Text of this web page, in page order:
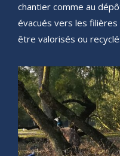
chantier comme au
évacués vers les
être valorisés ou